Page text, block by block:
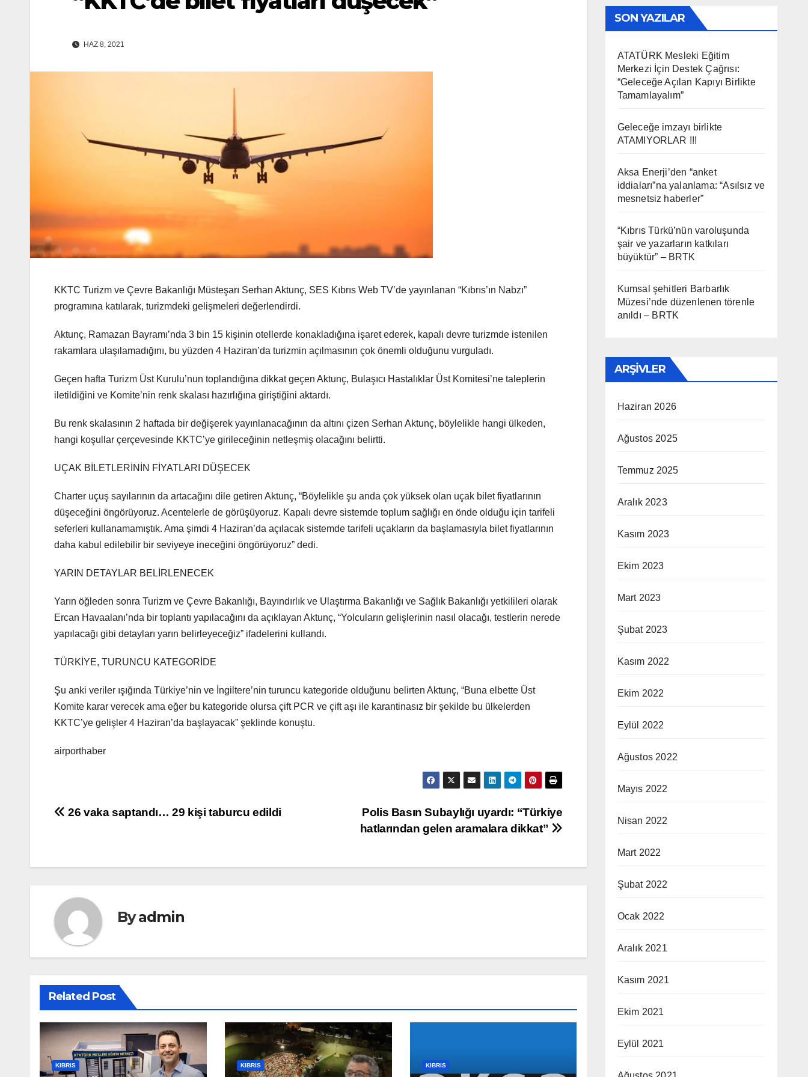
HAZ 8, 2021
KKTC Turizm ve Çevre Bakanlığı Müsteşarı Serhan Aktunç, SES Kıbrıs Web TV’de yayınlanan “Kıbrıs’ın Nabzı”
programına katılarak, turizmdeki gelişmeleri değerlendirdi.
Aktunç, Ramazan Bayramı’nda 3 bin 15 kişinin otellerde konakladığına işaret ederek, kapalı devre turizmde istenilen
rakamlara ulaşılamadığını, bu yüzden 4 Haziran’da turizmin açılmasının çok önemli olduğunu vurguladı.
Geçen hafta Turizm Üst Kurulu’nun toplandığına dikkat geçen Aktunç, Bulaşıcı Hastalıklar Üst Komitesi’ne taleplerin
iletildiğini ve Komite’nin renk skalası hazırlığına giriştiğini aktardı.
Bu renk skalasının 2 haftada bir değişerek yayınlanacağının da altını çizen Serhan Aktunç, böylelikle hangi ülkeden,
hangi koşullar çerçevesinde KKTC’ye girileceğinin netleşmiş olacağını belirtti.
UÇAK BİLETLERİNİN FİYATLARI DÜŞECEK
Charter uçuş sayılarının da artacağını dile getiren Aktunç, “Böylelikle şu anda çok yüksek olan uçak bilet fiyatlarının
düşeceğini öngörüyoruz. Acentelerle de görüşüyoruz. Kapalı devre sistemde toplum sağlığı en önde olduğu için tarifeli
seferleri kullanamamıştık. Ama şimdi 4 Haziran’da açılacak sistemde tarifeli uçakların da başlamasıyla bilet fiyatlarının
daha kabul edilebilir bir seviyeye ineceğini öngörüyoruz” dedi.
YARIN DETAYLAR BELİRLENECEK
Yarın öğleden sonra Turizm ve Çevre Bakanlığı, Bayındırlık ve Ulaştırma Bakanlığı ve Sağlık Bakanlığı yetkilileri olarak
Ercan Havaalanı’nda bir toplantı yapılacağını da açıklayan Aktunç, “Yolcuların gelişlerinin nasıl olacağı, testlerin nerede
yapılacağı gibi detayları yarın belirleyeceğiz” ifadelerini kullandı.
TÜRKİYE, TURUNCU KATEGORİDE
Şu anki veriler ışığında Türkiye’nin ve İngiltere’nin turuncu kategoride olduğunu belirten Aktunç, “Buna elbette Üst
Komite karar verecek ama eğer bu kategoride olursa çift PCR ve çift aşı ile karantinasız bir şekilde bu ülkelerden
KKTC’ye gelişler 4 Haziran’da başlayacak” şeklinde konuştu.
airporthaber
Yazı
Polis Basın Subaylığı uyardı: “Türkiye
hatlarından gelen aramalara dikkat”
26 vaka saptandı… 29 kişi taburcu edildi
Byadmin
Related Post
KIBRIS KIBRIS KIBRIS
SON YAZILAR
ATATÜRK Mesleki Eğitim
Merkezi İçin Destek Çağrısı:
“Geleceğe Açılan Kapıyı Birlikte
Tamamlayalım”
Geleceğe imzayı birlikte
ATAMIYORLAR !!!
Aksa Enerji’den “anket
iddiaları”na yalanlama: “Asılsız ve
mesnetsiz haberler”
“Kıbrıs Türkü’nün varoluşunda
şair ve yazarların katkıları
büyüktür” – BRTK
Kumsal şehitleri Barbarlık
Müzesi’nde düzenlenen törenle
anıldı – BRTK
ARŞIVLER
Haziran 2026
Ağustos 2025
Temmuz 2025
Aralık 2023
Kasım 2023
Ekim 2023
Mart 2023
Şubat 2023
Kasım 2022
Ekim 2022
Eylül 2022
Ağustos 2022
Mayıs 2022
Nisan 2022
Mart 2022
Şubat 2022
Ocak 2022
Aralık 2021
Kasım 2021
Ekim 2021
Eylül 2021